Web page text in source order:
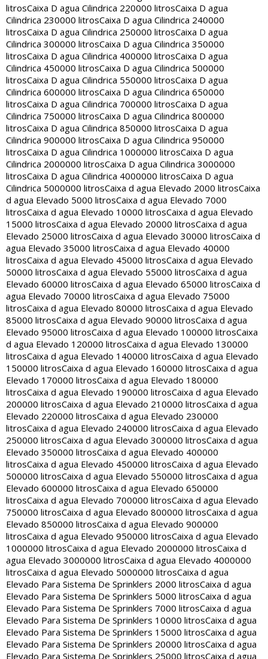
litrosCaixa D agua Cilindrica 220000 litrosCaixa D agua
Cilindrica 230000 litrosCaixa D agua Cilindrica 240000
litrosCaixa D agua Cilindrica 250000 litrosCaixa D agua
Cilindrica 300000 litrosCaixa D agua Cilindrica 350000
litrosCaixa D agua Cilindrica 400000 litrosCaixa D agua
Cilindrica 450000 litrosCaixa D agua Cilindrica 500000
litrosCaixa D agua Cilindrica 550000 litrosCaixa D agua
Cilindrica 600000 litrosCaixa D agua Cilindrica 650000
litrosCaixa D agua Cilindrica 700000 litrosCaixa D agua
Cilindrica 750000 litrosCaixa D agua Cilindrica 800000
litrosCaixa D agua Cilindrica 850000 litrosCaixa D agua
Cilindrica 900000 litrosCaixa D agua Cilindrica 950000
litrosCaixa D agua Cilindrica 1000000 litrosCaixa D agua
Cilindrica 2000000 litrosCaixa D agua Cilindrica 3000000
litrosCaixa D agua Cilindrica 4000000 litrosCaixa D agua
Cilindrica 5000000 litrosCaixa d agua Elevado 2000 litrosCaixa
d agua Elevado 5000 litrosCaixa d agua Elevado 7000
litrosCaixa d agua Elevado 10000 litrosCaixa d agua Elevado
15000 litrosCaixa d agua Elevado 20000 litrosCaixa d agua
Elevado 25000 litrosCaixa d agua Elevado 30000 litrosCaixa d
agua Elevado 35000 litrosCaixa d agua Elevado 40000
litrosCaixa d agua Elevado 45000 litrosCaixa d agua Elevado
50000 litrosCaixa d agua Elevado 55000 litrosCaixa d agua
Elevado 60000 litrosCaixa d agua Elevado 65000 litrosCaixa d
agua Elevado 70000 litrosCaixa d agua Elevado 75000
litrosCaixa d agua Elevado 80000 litrosCaixa d agua Elevado
85000 litrosCaixa d agua Elevado 90000 litrosCaixa d agua
Elevado 95000 litrosCaixa d agua Elevado 100000 litrosCaixa
d agua Elevado 120000 litrosCaixa d agua Elevado 130000
litrosCaixa d agua Elevado 140000 litrosCaixa d agua Elevado
150000 litrosCaixa d agua Elevado 160000 litrosCaixa d agua
Elevado 170000 litrosCaixa d agua Elevado 180000
litrosCaixa d agua Elevado 190000 litrosCaixa d agua Elevado
200000 litrosCaixa d agua Elevado 210000 litrosCaixa d agua
Elevado 220000 litrosCaixa d agua Elevado 230000
litrosCaixa d agua Elevado 240000 litrosCaixa d agua Elevado
250000 litrosCaixa d agua Elevado 300000 litrosCaixa d agua
Elevado 350000 litrosCaixa d agua Elevado 400000
litrosCaixa d agua Elevado 450000 litrosCaixa d agua Elevado
500000 litrosCaixa d agua Elevado 550000 litrosCaixa d agua
Elevado 600000 litrosCaixa d agua Elevado 650000
litrosCaixa d agua Elevado 700000 litrosCaixa d agua Elevado
750000 litrosCaixa d agua Elevado 800000 litrosCaixa d agua
Elevado 850000 litrosCaixa d agua Elevado 900000
litrosCaixa d agua Elevado 950000 litrosCaixa d agua Elevado
1000000 litrosCaixa d agua Elevado 2000000 litrosCaixa d
agua Elevado 3000000 litrosCaixa d agua Elevado 4000000
litrosCaixa d agua Elevado 5000000 litrosCaixa d agua
Elevado Para Sistema De Sprinklers 2000 litrosCaixa d agua
Elevado Para Sistema De Sprinklers 5000 litrosCaixa d agua
Elevado Para Sistema De Sprinklers 7000 litrosCaixa d agua
Elevado Para Sistema De Sprinklers 10000 litrosCaixa d agua
Elevado Para Sistema De Sprinklers 15000 litrosCaixa d agua
Elevado Para Sistema De Sprinklers 20000 litrosCaixa d agua
Elevado Para Sistema De Sprinklers 25000 litrosCaixa d agua